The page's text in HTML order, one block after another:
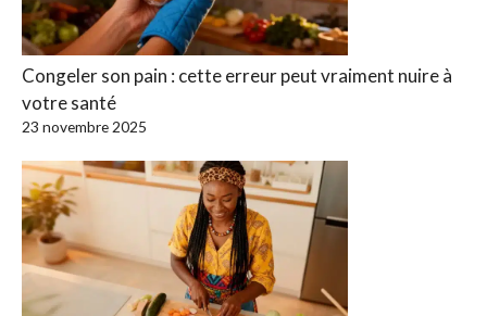
Congeler son pain : cette erreur peut vraiment nuire à
votre santé
23 novembre 2025